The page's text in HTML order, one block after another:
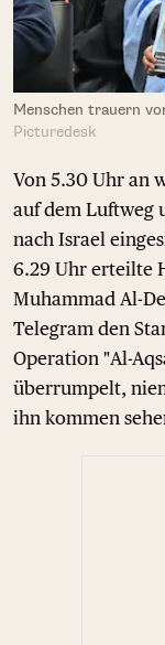
Menschen trauern
Picturedesk
Von 5.30 Uhr an
auf dem Luftweg
nach Israel
6.29 Uhr erteilte
Muhammad Al-
Telegram den
Operation "Al-
überrumpelt,
ihn kommen